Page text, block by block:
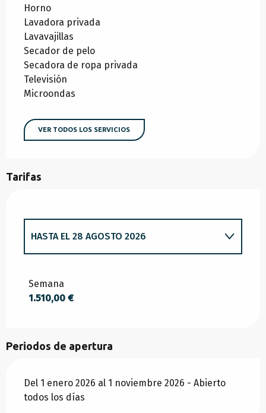
Horno
Lavadora privada
Lavavajillas
Secador de pelo
Secadora de ropa privada
Televisión
Microondas
VER TODOS LOS SERVICIOS
Tarifas
HASTA EL 28 AGOSTO 2026
Semana
1.510,00 €
Periodos de apertura
Del 1 enero 2026 al 1 noviembre 2026 - Abierto
todos los días